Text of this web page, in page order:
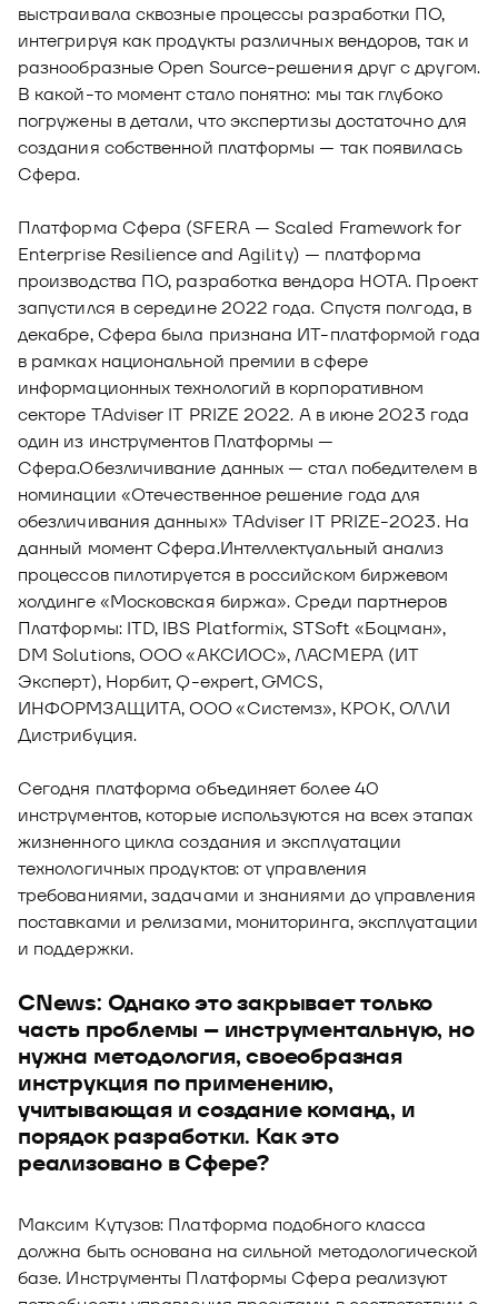
выстраивала сквозные процессы разработки ПО,
интегрируя как продукты различных вендоров, так и
разнообразные Open Source-решения друг с другом.
В какой-то момент стало понятно: мы так глубоко
погружены в детали, что экспертизы достаточно для
создания собственной платформы — так появилась
Сфера.
Платформа Сфера (SFERA — Scaled Framework for
Enterprise Resilience and Agility) — платформа
производства ПО, разработка вендора НОТА. Проект
запустился в середине 2022 года. Спустя полгода, в
декабре, Сфера была признана ИТ-платформой года
в рамках национальной премии в сфере
информационных технологий в корпоративном
секторе TAdviser IT PRIZE 2022. А в июне 2023 года
один из инструментов Платформы —
Сфера.Обезличивание данных — стал победителем в
номинации «Отечественное решение года для
обезличивания данных» TAdviser IT PRIZE-2023. На
данный момент Сфера.Интеллектуальный анализ
процессов пилотируется в российском биржевом
холдинге «Московская биржа». Среди партнеров
Платформы: ITD, IBS Platformix, STSoft «Боцман»,
DM Solutions, ООО «АКСИОС», ЛАСМЕРА (ИТ
Эксперт), Норбит, Q-expert, GMCS,
ИНФОРМЗАЩИТА, ООО «Системз», КРОК, ОЛЛИ
Дистрибуция.
Сегодня платформа объединяет более 40
инструментов, которые используются на всех этапах
жизненного цикла создания и эксплуатации
технологичных продуктов: от управления
требованиями, задачами и знаниями до управления
поставками и релизами, мониторинга, эксплуатации
и поддержки.
CNews: Однако это закрывает только
часть проблемы – инструментальную, но
нужна методология, своеобразная
инструкция по применению,
учитывающая и создание команд, и
порядок разработки. Как это
реализовано в Сфере?
Максим Кутузов: Платформа подобного класса
должна быть основана на сильной методологической
базе. Инструменты Платформы Сфера реализуют